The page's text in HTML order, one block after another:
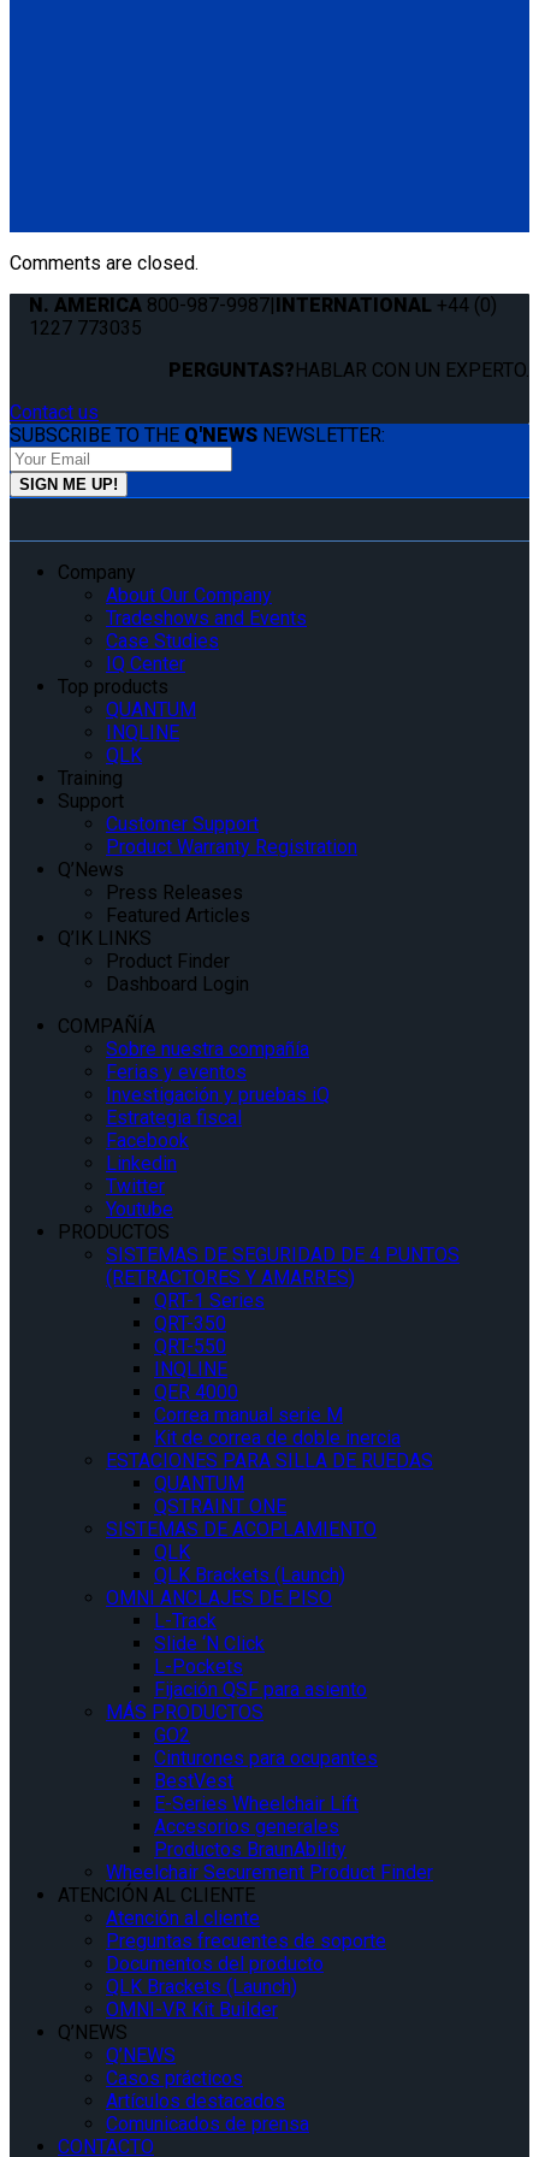
Comments are closed.
N. AMERICA 800-987-9987|INTERNATIONAL +44 (0)
1227 773035
PERGUNTAS?HABLAR CON UN EXPERTO.
Contact us
SUBSCRIBE TO THE Q'NEWS NEWSLETTER:
Company
About Our Company
Tradeshows and Events
Case Studies
IQ Center
Top products
QUANTUM
INQLINE
QLK
Training
Support
Customer Support
Product Warranty Registration
Q’News
Press Releases
Featured Articles
Q’IK LINKS
Product Finder
Dashboard Login
COMPAÑÍA
Sobre nuestra compañía
Ferias y eventos
Investigación y pruebas iQ
Estrategia fiscal
Facebook
Linkedin
Twitter
Youtube
PRODUCTOS
SISTEMAS DE SEGURIDAD DE 4 PUNTOS
(RETRACTORES Y AMARRES)
QRT-1 Series
QRT-350
QRT-550
INQLINE
QER 4000
Correa manual serie M
Kit de correa de doble inercia
ESTACIONES PARA SILLA DE RUEDAS
QUANTUM
QSTRAINT ONE
SISTEMAS DE ACOPLAMIENTO
QLK
QLK Brackets (Launch)
OMNI ANCLAJES DE PISO
L-Track
Slide ‘N Click
L-Pockets
Fijación QSF para asiento
MÁS PRODUCTOS
GO2
Cinturones para ocupantes
BestVest
E-Series Wheelchair Lift
Accesorios generales
Productos BraunAbility
Wheelchair Securement Product Finder
ATENCIÓN AL CLIENTE
Atención al cliente
Preguntas frecuentes de soporte
Documentos del producto
QLK Brackets (Launch)
OMNI-VR Kit Builder
Q’NEWS
Q’NEWS
Casos prácticos
Artículos destacados
Comunicados de prensa
CONTACTO